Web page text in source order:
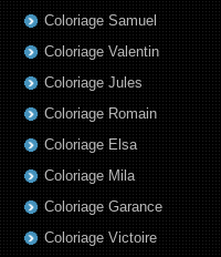
Coloriage Samuel
Coloriage Valentin
Coloriage Jules
Coloriage Romain
Coloriage Elsa
Coloriage Mila
Coloriage Garance
Coloriage Victoire